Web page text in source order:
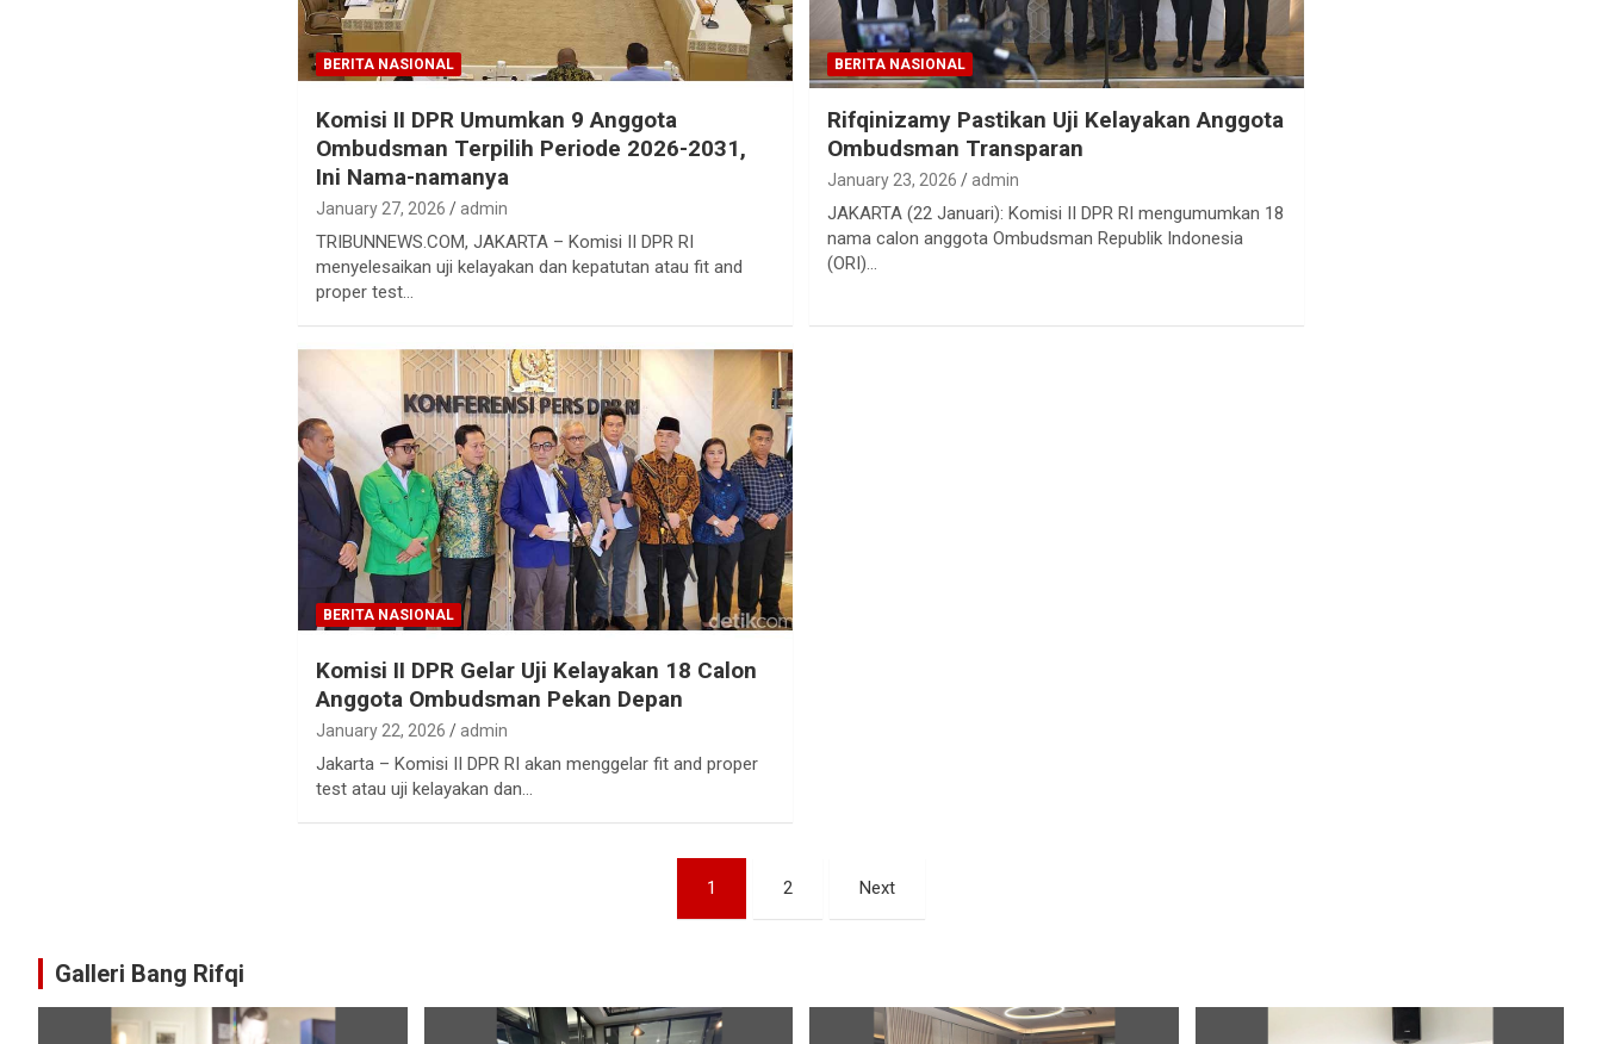
BERITA NASIONAL
Komisi II DPR Umumkan 9 Anggota
Ombudsman Terpilih Periode 2026-2031,
Ini Nama-namanya
January 27, 2026 admin
TRIBUNNEWS.COM, JAKARTA – Komisi II DPR RI
menyelesaikan uji kelayakan dan kepatutan atau fit and
proper test…
BERITA NASIONAL
Rifqinizamy Pastikan Uji Kelayakan Anggota
Ombudsman Transparan
January 23, 2026 admin
JAKARTA (22 Januari): Komisi II DPR RI mengumumkan 18
nama calon anggota Ombudsman Republik Indonesia
(ORI)…
BERITA NASIONAL
Komisi II DPR Gelar Uji Kelayakan 18 Calon
Anggota Ombudsman Pekan Depan
January 22, 2026 admin
Jakarta – Komisi II DPR RI akan menggelar fit and proper
test atau uji kelayakan dan…
1 2 Next
Galleri Bang Rifqi